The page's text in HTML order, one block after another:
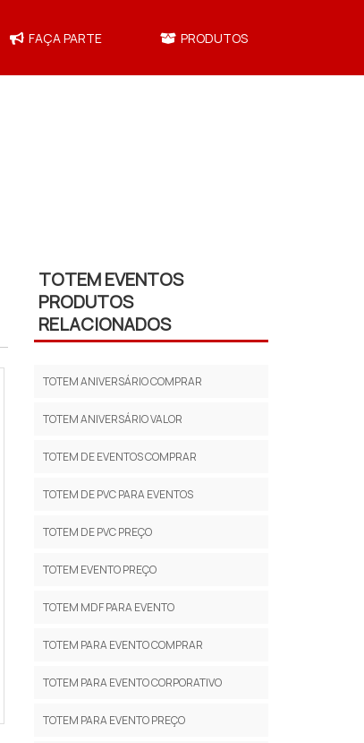
FAÇA PARTE PRODUTOS
TOTEM EVENTOS
PRODUTOS
RELACIONADOS
TOTEM ANIVERSÁRIO COMPRAR
TOTEM ANIVERSÁRIO VALOR
TOTEM DE EVENTOS COMPRAR
TOTEM DE PVC PARA EVENTOS
TOTEM DE PVC PREÇO
TOTEM EVENTO PREÇO
TOTEM MDF PARA EVENTO
TOTEM PARA EVENTO COMPRAR
TOTEM PARA EVENTO CORPORATIVO
TOTEM PARA EVENTO PREÇO